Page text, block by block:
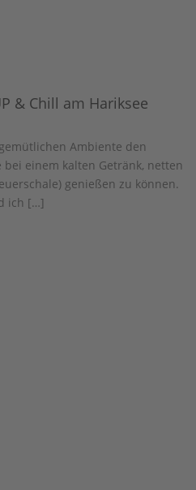
& Chill am Hariksee
Ambiente den
einem kalten Getränk, netten
genießen zu können.
ich […]